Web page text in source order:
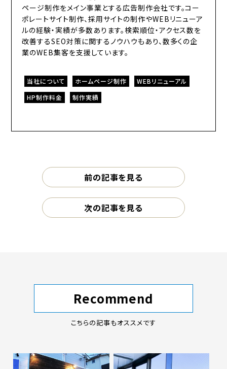
ページ制作をメイン事業とする広告制作会社です。コー
ポレートサイト制作、採用サイトの制作やWEBリニューア
ルの経験・実績が多数あります。検索順位・アクセス数を
改善するSEO対策に関するノウハウもあり、数多くの企
業のWEB集客を支援しています。
当社について ホームページ制作
WEBリニューアル
HP制作料金
制作実績
前の記事を見る
次の記事を見る
Recommend
こちらの記事もオススメです